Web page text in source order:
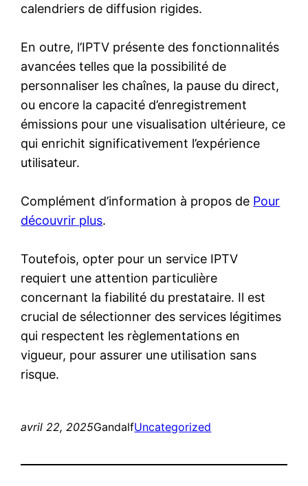
calendriers de diffusion rigides.
En outre, l’IPTV présente des fonctionnalités
avancées telles que la possibilité de
personnaliser les chaînes, la pause du direct,
ou encore la capacité d’enregistrement
émissions pour une visualisation ultérieure, ce
qui enrichit significativement l’expérience
utilisateur.
Complément d’information à propos de Pour
découvrir plus.
Toutefois, opter pour un service IPTV
requiert une attention particulière
concernant la fiabilité du prestataire. Il est
crucial de sélectionner des services légitimes
qui respectent les règlementations en
vigueur, pour assurer une utilisation sans
risque.
avril 22, 2025GandalfUncategorized